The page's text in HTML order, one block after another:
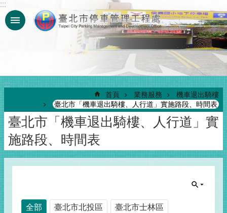
跳到主要內容區塊
:::
:::
首頁 業務服務
機車退出騎樓
臺北市「機車退出騎樓、人行道」實施路段、時間表
臺北市「機車退出騎樓、人行道」實
施路段、時間表
全部 臺北市北投區 臺北市士林區